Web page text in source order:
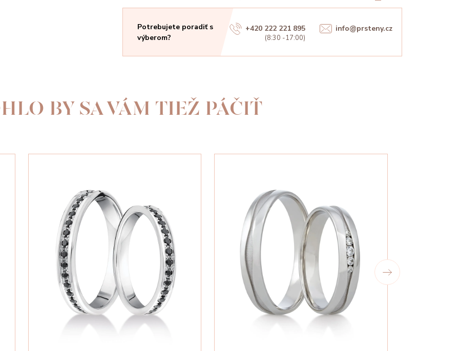
Potrebujete poradiť s
výberom?
+420 222 221 895
(8:30 -17:00)
info@prsteny.cz
BY SA VÁM TIEŽ PÁČIŤ